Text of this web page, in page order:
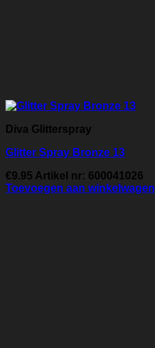
Diva Glitterspray
Glitter Spray Bronze 13
€9.95 Artikel nr: 600041026
Toevoegen aan winkelwagen